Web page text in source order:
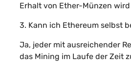
Erhalt von Ether-Münzen
3. Kann ich Ethereum selbst
Ja, jeder mit ausreichender
das Mining im Laufe der Zeit